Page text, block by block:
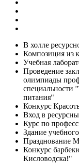
В холле
Композиция из
Учебная
Проведение
олимпиады
специальности
питания"
Конкурс
Вход в
Курс по
Здание
Празднование
Конкурс
Кисловодска!"